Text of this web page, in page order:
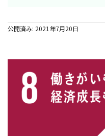
公開済み: 2021年7月20日